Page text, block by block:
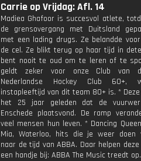
Carrie op Vrijdag: Afl. 14
Madiea Ghafoor is succesvol atlete,
de grensovergang met Duitsland
met een lading drugs. Ze belandde
de cel. Ze blikt terug op haar tijd in
bent nooit te oud om te leren of te
geldt zeker voor onze Club van
Nederlandse Hockey Club 60+,
instapleeftijd van dit team 80+ is. *
het 25 jaar geleden dat de
Enschede plaatsvond. De ramp
veel mensen hun leven. * Dancing
Mia, Waterloo, hits die je weer doen
naar de tijd van ABBA. Daar helpen
een handje bij: ABBA The Music treedt op.